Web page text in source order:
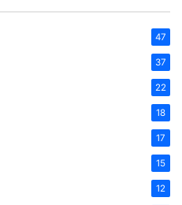
47
37
22
18
17
15
12